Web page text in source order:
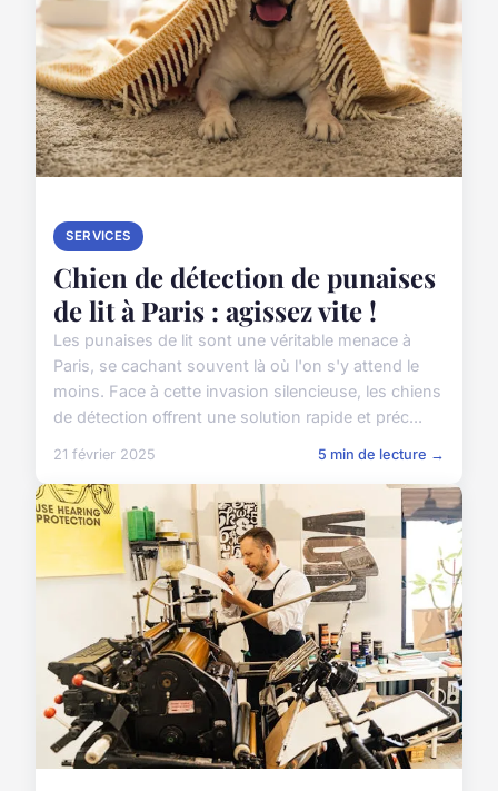
SERVICES
Chien de détection de punaises
de lit à Paris : agissez vite !
Les punaises de lit sont une véritable menace à
Paris, se cachant souvent là où l'on s'y attend le
moins. Face à cette invasion silencieuse, les chiens
de détection offrent une solution rapide et préc...
21 février 2025 5 min de lecture →